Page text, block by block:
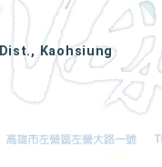
Kaohsiung